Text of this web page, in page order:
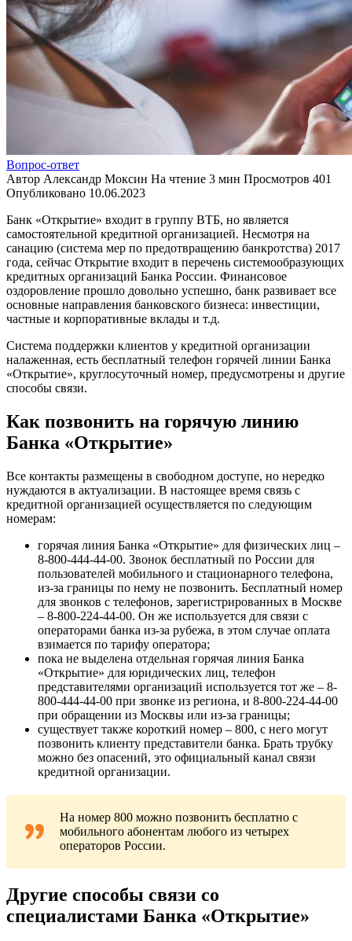
Вопрос-ответ
Автор Александр Моксин На чтение 3 мин Просмотров 401
Опубликовано 10.06.2023
Банк «Открытие» входит в группу ВТБ, но является
самостоятельной кредитной организацией. Несмотря на
санацию (система мер по предотвращению банкротства) 2017
года, сейчас Открытие входит в перечень системообразующих
кредитных организаций Банка России. Финансовое
оздоровление прошло довольно успешно, банк развивает все
основные направления банковского бизнеса: инвестиции,
частные и корпоративные вклады и т.д.
Система поддержки клиентов у кредитной организации
налаженная, есть бесплатный телефон горячей линии Банка
«Открытие», круглосуточный номер, предусмотрены и другие
способы связи.
Как позвонить на горячую линию
Банка «Открытие»
Все контакты размещены в свободном доступе, но нередко
нуждаются в актуализации. В настоящее время связь с
кредитной организацией осуществляется по следующим
номерам:
горячая линия Банка «Открытие» для физических лиц –
8-800-444-44-00. Звонок бесплатный по России для
пользователей мобильного и стационарного телефона,
из-за границы по нему не позвонить. Бесплатный номер
для звонков с телефонов, зарегистрированных в Москве
– 8-800-224-44-00. Он же используется для связи с
операторами банка из-за рубежа, в этом случае оплата
взимается по тарифу оператора;
пока не выделена отдельная горячая линия Банка
«Открытие» для юридических лиц, телефон
представителями организаций используется тот же – 8-
800-444-44-00 при звонке из региона, и 8-800-224-44-00
при обращении из Москвы или из-за границы;
существует также короткий номер – 800, с него могут
позвонить клиенту представители банка. Брать трубку
можно без опасений, это официальный канал связи
кредитной организации.
На номер 800 можно позвонить бесплатно с
мобильного абонентам любого из четырех
операторов России.
Другие способы связи со
специалистами Банка «Открытие»